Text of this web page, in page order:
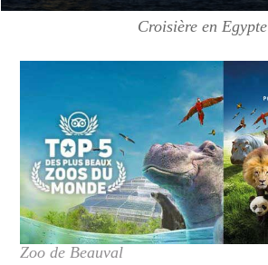
Croisière en Egypte
Zoo de Beauval